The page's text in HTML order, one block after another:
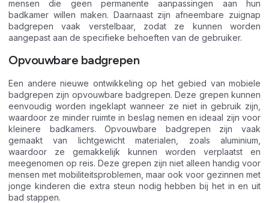
mensen die geen permanente aanpassingen aan hun
badkamer willen maken. Daarnaast zijn afneembare zuignap
badgrepen vaak verstelbaar, zodat ze kunnen worden
aangepast aan de specifieke behoeften van de gebruiker.
Opvouwbare badgrepen
Een andere nieuwe ontwikkeling op het gebied van mobiele
badgrepen zijn opvouwbare badgrepen. Deze grepen kunnen
eenvoudig worden ingeklapt wanneer ze niet in gebruik zijn,
waardoor ze minder ruimte in beslag nemen en ideaal zijn voor
kleinere badkamers. Opvouwbare badgrepen zijn vaak
gemaakt van lichtgewicht materialen, zoals aluminium,
waardoor ze gemakkelijk kunnen worden verplaatst en
meegenomen op reis. Deze grepen zijn niet alleen handig voor
mensen met mobiliteitsproblemen, maar ook voor gezinnen met
jonge kinderen die extra steun nodig hebben bij het in en uit
bad stappen.